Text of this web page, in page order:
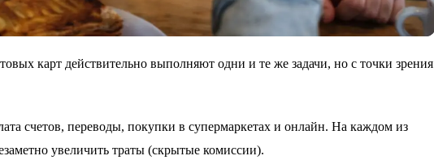
карт действительно выполняют одни и те же задачи, но с точки зрения
счетов, переводы, покупки в супермаркетах и онлайн. На каждом из
увеличить траты (скрытые комиссии).